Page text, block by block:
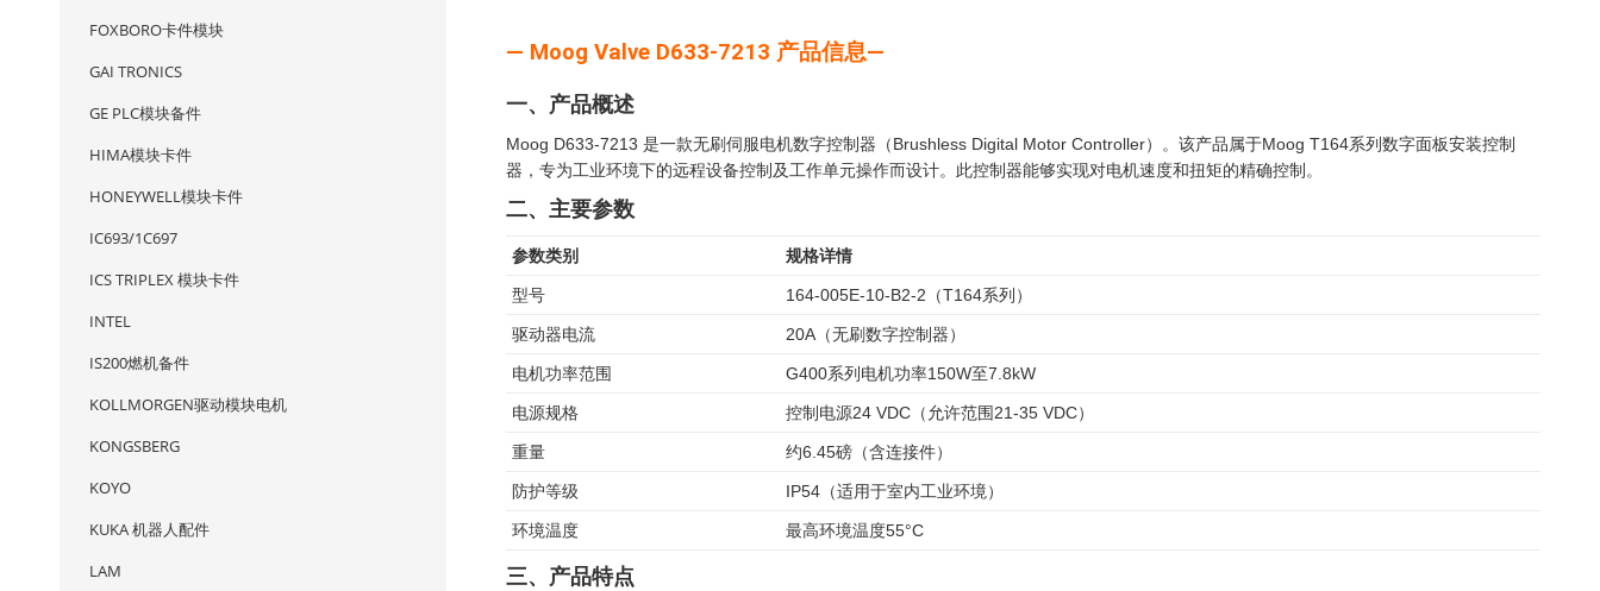
— Moog Valve D633-7213 产品信息—
一、产品概述
Moog D633-7213 是一款无刷伺服电机数字控制器（Brushless Digital Motor Controller）。该产品属于Moog T164系列数字面板安装控制
器，专为工业环境下的远程设备控制及工作单元操作而设计。此控制器能够实现对电机速度和扭矩的精确控制。
二、主要参数
参数类别 规格详情
型号 164-005E-10-B2-2（T164系列）
驱动器电流 20A（无刷数字控制器）
电机功率范围 G400系列电机功率150W至7.8kW
电源规格 控制电源24 VDC（允许范围21-35 VDC）
重量 约6.45磅（含连接件）
防护等级 IP54（适用于室内工业环境）
环境温度 最高环境温度55°C
三、产品特点
FOXBORO卡件模块
GAI TRONICS
GE PLC模块备件
HIMA模块卡件
HONEYWELL模块卡件
IC693/1C697
ICS TRIPLEX 模块卡件
INTEL
IS200燃机备件
KOLLMORGEN驱动模块电机
KONGSBERG
KOYO
KUKA 机器人配件
LAM